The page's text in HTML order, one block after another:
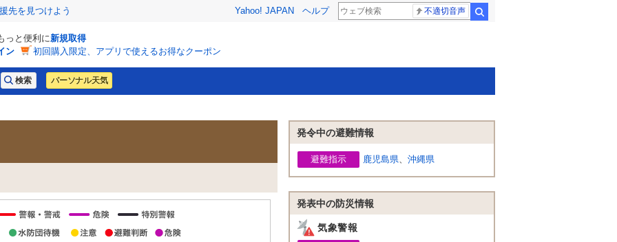
先を見つけよう Yahoo! JAPAN ヘルプ 不適切音声
っと便利に新規取得
ン
初回購入限定、アプリで使えるお得なクーポン
パーソナル天気
発令中の避難情報
避難指示 鹿児島県、 沖縄県
発表中の防災情報
気象警報